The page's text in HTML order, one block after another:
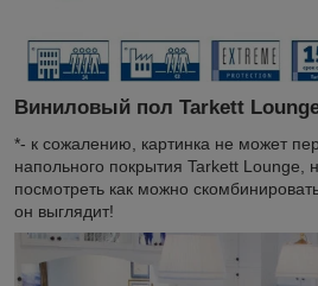
Виниловый пол Tarkett
*- к сожалению, картинка не может
напольного покрытия Tarkett Lounge,
посмотреть как можно
он выглядит!